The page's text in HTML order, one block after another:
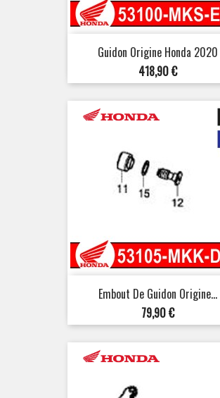
Guidon Origine Honda 2020
Prix
418,90 €
Embout De Guidon Origine...
Prix
79,90 €